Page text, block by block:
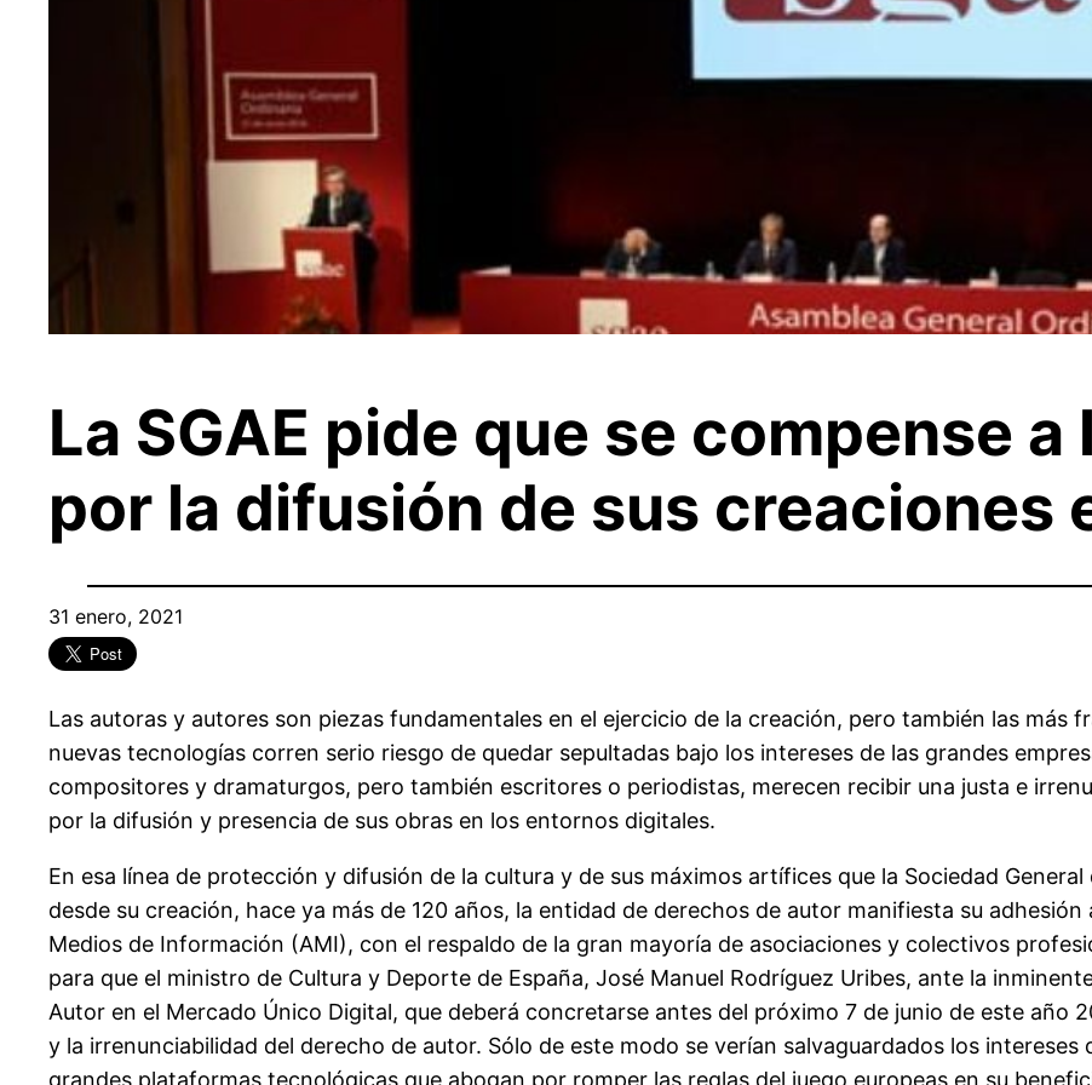
La SGAE pide que se compense
por la difusión de sus creaciones
31 enero, 2021
Las autoras y autores son piezas fundamentales en el ejercicio de la creación, pero también las más
nuevas tecnologías corren serio riesgo de quedar sepultadas bajo los intereses de las grandes
compositores y dramaturgos, pero también escritores o periodistas, merecen recibir una justa e
por la difusión y presencia de sus obras en los entornos digitales.
En esa línea de protección y difusión de la cultura y de sus máximos artífices que la Sociedad
desde su creación, hace ya más de 120 años, la entidad de derechos de autor manifiesta su
Medios de Información (AMI), con el respaldo de la gran mayoría de asociaciones y colectivos
para que el ministro de Cultura y Deporte de España, José Manuel Rodríguez Uribes, ante la
Autor en el Mercado Único Digital, que deberá concretarse antes del próximo 7 de junio de este año
y la irrenunciabilidad del derecho de autor. Sólo de este modo se verían salvaguardados los
grandes plataformas tecnológicas que abogan por romper las reglas del juego europeas en su